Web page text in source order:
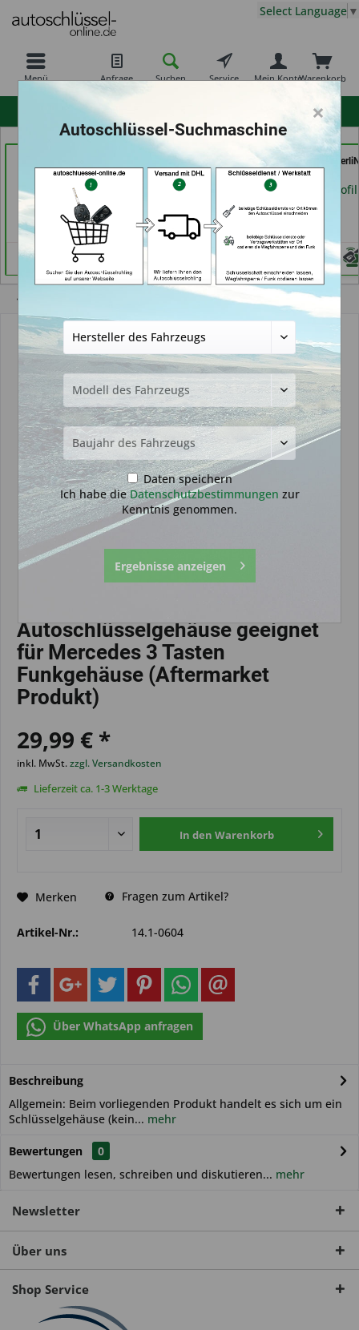
Menü Anfrage Suchen Service Warenkorb
Mein Konto
Select Language ▼
Schlüssedienst (in
Hannover)
Händlerprofil
Autoschlüssel Hamburg
(in Hamburg)
Händlerprofil
AutoSchlüssel
Berlin)
Händlerprofil
Autoschlüsselgehäuse und Zubehör
Autoschlüsselgehäuse geeignet
für Mercedes 3 Tasten
Funkgehäuse (Aftermarket
Produkt)
29,99 € *
inkl. MwSt.zzgl. Versandkosten
Lieferzeit ca. 1-3 Werktage
In den Warenkorb
Merken Fragen zum Artikel?
Artikel-Nr.: 14.1-0604
Über WhatsApp anfragen
Beschreibung
Allgemein: Beim vorliegenden Produkt handelt es sich um ein
Schlüsselgehäuse (kein... mehr
Bewertungen
0
Bewertungen lesen, schreiben und diskutieren... mehr
Newsletter
Über uns
Shop Service
×
Autoschlüssel-Suchmaschine
Daten speichern
Ich habe dieDatenschutzbestimmungen zur
Kenntnis genommen.
Ergebnisse anzeigen